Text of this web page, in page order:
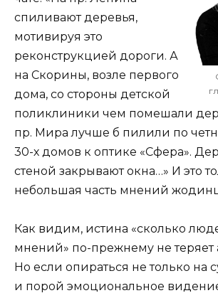
спиливают деревья,
мотивируя это
реконструкцией дороги. А
на Скорины, возле первого
дома, со стороны детской
поликлиники чем помешали
пр. Мира лучше б пилили по
30-х домов к оптике «Сфера».
стеной закрывают окна…» И это
небольшая часть мнений
Как видим, истина «сколько
мнений» по-прежнему не теряет
Но если опираться не только на
и порой эмоциональное